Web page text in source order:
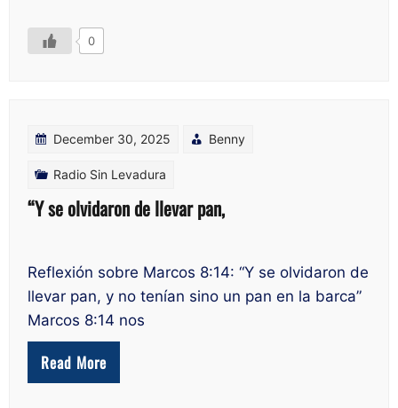
0
December 30, 2025 Benny
Radio Sin Levadura
“Y se olvidaron de llevar pan,
Reflexión sobre Marcos 8:14: “Y se olvidaron de
llevar pan, y no tenían sino un pan en la barca”
Marcos 8:14 nos
Read More